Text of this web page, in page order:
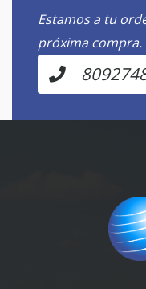
Estamos a tu
próxima compra.